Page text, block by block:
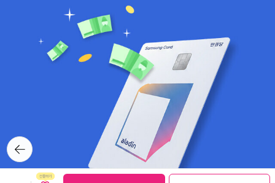
배 페미니스트들의 업적을 기꺼이 인정하지 않았다고 지적한다. 밀렛
을 남성 작가의 작품 속 가부장제 이데올로기와 남근중심주의를 처음
으로 비판한 페미니즘 비평의 선구자로 보는 평가가 있는데, 페미니
즘 비평의 계보를 연도순으로 정리한다면 그 평가가 틀렸음을 알 수
있다. 《성 정치학》이 나오기 전에 보부아르(Beauvoir)는 《제2의
성》에서 로렌스의 남근중심주의를 비판했으며, 메리 엘만(Mary Ell
man)은 1968년에 발표한 《여성을 생각한다(Thinking About Wo
men)》라는 책에 남성 작가가 묘사한 여성성의 한계를 지적했다(메
리 엘만은 페미니스트들 사이에서도 많이 언급되지 않은 페미니스트
비평가다. 그녀의 저서가 국내에 번역되지 않은 것은 물론이고, 그녀
왕 헨더슨) / Saul Bellow (솔 벨로우) 22 APPOINTMENT IN
SAMARRA (사마라의 약속) / John O'Hara (존 오하라) 23 U.S.
A. (trilogy) (U S A (3부작)) / John Dos Passos (존 도스 패서
스) 24 WINESBURG, OHIO (와인즈버그 오하이오) / Sherwoo
d Anderson (셔우드 앤더슨) 25 A PASSAGE TO INDIA (인
도로 가는 길) / E.M. Forster (E M 포스터) 26 THE WINGS
OF THE DOVE (비둘기의 날개) / Henry James (헨리 제임스)
27 THE AMBASSADORS (대사들) / Henry James (헨리 제임
스) 28 TENDER IS THE NIGHT (밤은 부드러워) / F. Scott Fi
tzgerald (스콧 피츠제럴드) 29 THE STUDS LONIGAN TRIL
뒤로가
기